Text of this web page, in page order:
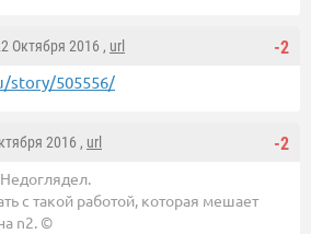
-2
Октября 2016 , url
story/505556/
-2
2016 , url
с такой работой, которая мешает
n2. ©